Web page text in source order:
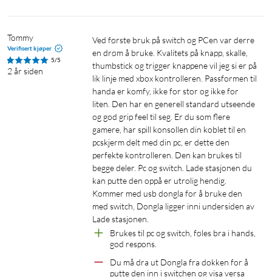
Tommy
Verifisert kjøper
5/5
2 år siden
Ved første bruk på switch og PCen var derre
en drøm å bruke. Kvalitets på knapp, skalle,
thumbstick og trigger knappene vil jeg si er på
lik linje med xbox kontrolleren. Passformen til
handa er komfy, ikke for stor og ikke for
liten. Den har en generell standard utseende
og god grip feel til seg. Er du som flere
gamere, har spill konsollen din koblet til en
pcskjerm delt med din pc, er dette den
perfekte kontrolleren. Den kan brukes til
begge deler. Pc og switch. Lade stasjonen du
kan putte den oppå er utrolig hendig.
Kommer med usb dongla for å bruke den
med switch, Dongla ligger inni undersiden av
Lade stasjonen.
Brukes til pc og switch, føles bra i hands,
god respons.
Du må dra ut Dongla fra dokken for å
putte den inn i switchen og visa versa